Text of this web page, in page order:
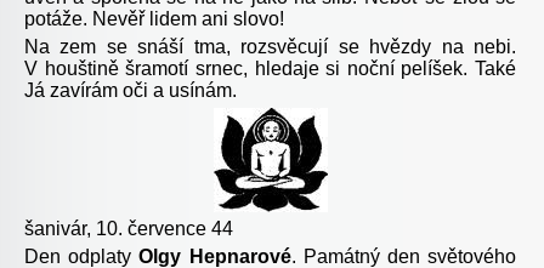
potáže. Nevěř lidem ani slovo!
Na zem se snáší tma, rozsvěcují se hvězdy na nebi.
V houštině šramotí srnec, hledaje si noční pelíšek. Také
Já zavírám oči a usínám.
šanivár, 10. července 44
Den odplatyOlgy Hepnarové. Památný den světového